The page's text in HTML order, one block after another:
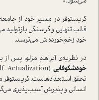
کریستوفر در مسیر خود از جامعه
قالب تنهایی و گرسنگی بازتولید
خودِ زخم‌خورده‌اش می‌ترسد.
در نظریه‌ی آبراهام مزلو، پس از
خودشکوفایی
تحقق استعدادهاست. کریستوفر
انسانی و پذیرش آسیب‌پذیری